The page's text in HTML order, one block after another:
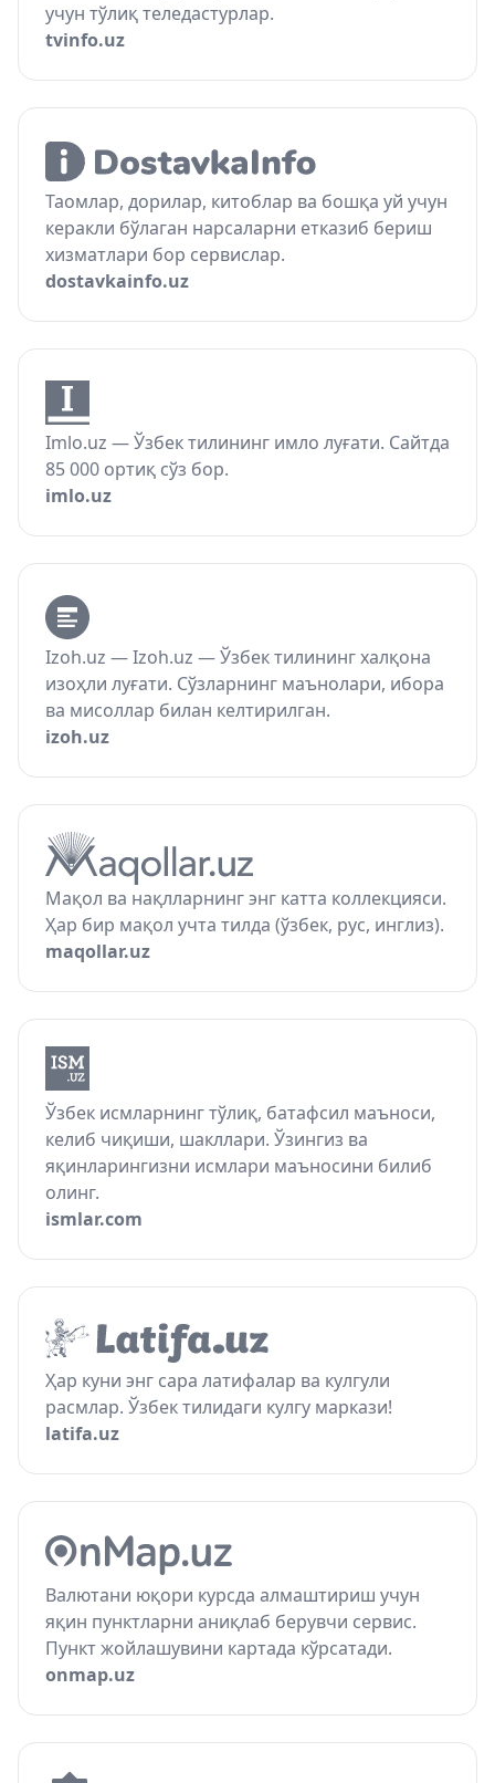
учун тўлиқ теледастурлар.
tvinfo.uz
Таомлар, дорилар, китоблар ва бошқа уй учун
керакли бўлаган нарсаларни етказиб бериш
хизматлари бор сервислар.
dostavkainfo.uz
Imlo.uz — Ўзбек тилининг имло луғати. Сайтда
85 000 ортиқ сўз бор.
imlo.uz
Izoh.uz — Izoh.uz — Ўзбек тилининг халқона
изоҳли луғати. Сўзларнинг маънолари, ибора
ва мисоллар билан келтирилган.
izoh.uz
Мақол ва нақлларнинг энг катта коллекцияси.
Ҳар бир мақол учта тилда (ўзбек, рус, инглиз).
maqollar.uz
Ўзбек исмларнинг тўлиқ, батафсил маъноси,
келиб чиқиши, шакллари. Ўзингиз ва
яқинларингизни исмлари маъносини билиб
олинг.
ismlar.com
Ҳар куни энг сара латифалар ва кулгули
расмлар. Ўзбек тилидаги кулгу маркази!
latifa.uz
Валютани юқори курсда алмаштириш учун
яқин пунктларни аниқлаб берувчи сервис.
Пункт жойлашувини картада кўрсатади.
onmap.uz